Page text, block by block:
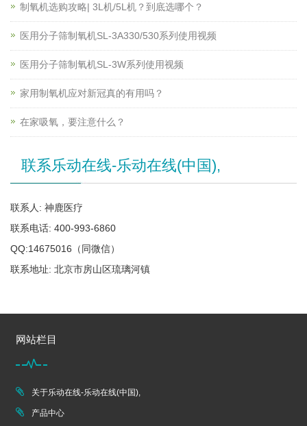
制氧机选购攻略| 3L机/5L机？到底选哪个？
医用分子筛制氧机SL-3A330/530系列使用视频
医用分子筛制氧机SL-3W系列使用视频
家用制氧机应对新冠真的有用吗？
在家吸氧，要注意什么？
联系乐动在线-乐动在线(中国),
联系人: 神鹿医疗
联系电话: 400-993-6860
QQ:14675016（同微信）
联系地址: 北京市房山区琉璃河镇
网站栏目
关于乐动在线-乐动在线(中国),
产品中心